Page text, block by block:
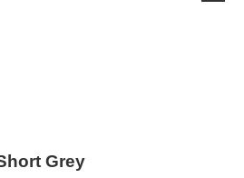
Grey